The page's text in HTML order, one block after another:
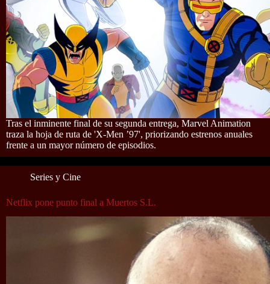
Tras el inminente final de su segunda entrega, Marvel Animation
traza la hoja de ruta de 'X-Men ’97', priorizando estrenos anuales
frente a un mayor número de episodios.
Series y Cine
Netflix pone punto final a Muertos S.L.